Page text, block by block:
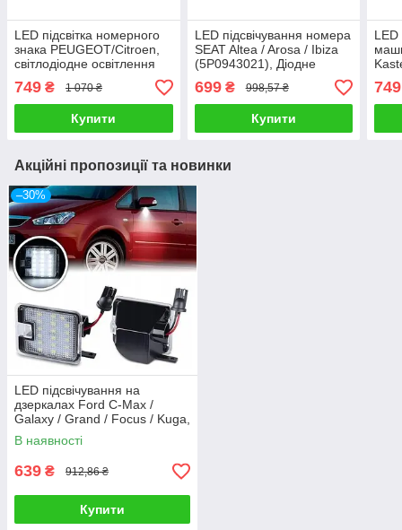
LED підсвітка номерного
знака PEUGEOT/Citroen,
світлодіодне освітлення
автомобіля
749 ₴ 1 070 ₴
Купити
LED підсвічування номера
SEAT Altea / Arosa / Ibiza
(5P0943021), Діодне
номерного знака
699₴ 998,57 ₴
Купити
LED
авто
749
Акційні пропозиції та новинки
–30%
LED підсвічування на
дзеркалах Ford C-Max /
Galaxy / Grand / Focus / Kuga,
біле діодне підсвічування
дзеркал
В наявності
639 ₴ 912,86 ₴
Купити